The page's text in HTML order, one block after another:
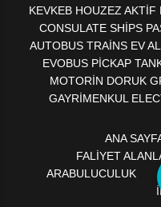
KEVKEB HOUZEZ
CONSULATE SHİPS
AUTOBUS TRAİNS EV
EVOBUS PİCKAP
MOTORİN DORUK
GAYRİMENKUL
ANA
FALİYET
ARABULUCULUK